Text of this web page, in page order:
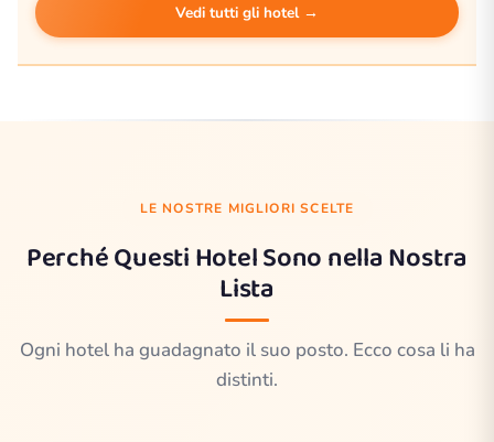
Vedi tutti gli hotel →
LE NOSTRE MIGLIORI SCELTE
Perché Questi Hotel Sono nella Nostra
Lista
Ogni hotel ha guadagnato il suo posto. Ecco cosa li ha
distinti.